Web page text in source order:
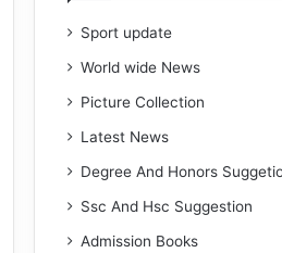
Sport update
World wide News
Picture Collection
Latest News
Degree And Honors
Ssc And Hsc Suggestion
Admission Books